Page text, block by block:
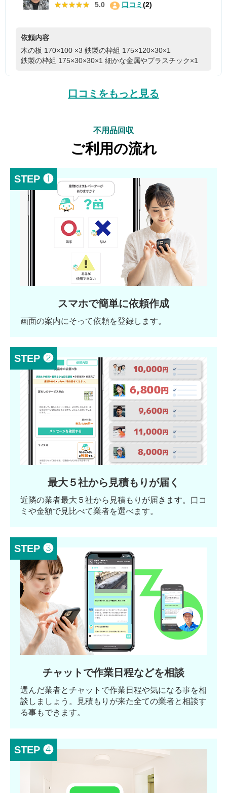
★★★★★
★★★★★ 5.0 口コミ(2)
依頼内容
木の板 170×100 ×3 鉄製の枠組 175×120×30×1
鉄製の枠組 175×30×30×1 細かな金属やプラスチック×1
口コミをもっと見る
不用品回収
ご利用の流れ
STEP ❶
スマホで簡単に依頼作成
画面の案内にそって依頼を登録します。
STEP ❷
最大５社から見積もりが届く
近隣の業者最大５社から見積もりが届きます。口コ
ミや金額で見比べて業者を選べます。
STEP ❸
チャットで作業日程などを相談
選んだ業者とチャットで作業日程や気になる事を相
談しましょう。見積もりが来た全ての業者と相談す
る事もできます。
STEP ❹